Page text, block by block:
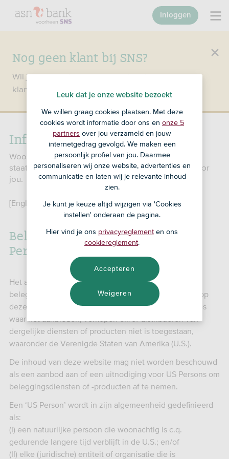
Nog geen klant bij SNS?
Wil je een product openen en ben je nog geen
klant bij SNS?
Ga dan naar ASN Bank
Inloggen
Informatie voor US Persons
Woon je in de VS of ben je een Amerikaans
staatsburger? Dan is deze informatie belangrijk voor
jou.
[English below]
Belangrijke informatie voor US
Persons
Het aanbieden, verkopen en/of distribueren van
beleggingsdiensten of -producten, zoals beschreven op
deze website, is niet gericht tot personen in jurisdicties
waar het aanbieden, verkopen en/of distribueren van
dergelijke diensten of producten niet is toegestaan,
waaronder de Verenigde Staten van Amerika (U.S.).
De inhoud van deze website mag niet worden beschouwd
als een aanbod aan of een uitnodiging voor US Persons om
beleggingsdiensten of -producten af te nemen.
Een ‘US Person’ wordt in zijn algemeenheid gedefinieerd
als:
(I) een natuurlijke persoon die woonachtig is c.q.
gedurende langere tijd verblijft in de U.S.; en/of
(II) elke (juridische) entiteit of organisatie die is
Leuk dat je onze website bezoekt
We willen graag cookies plaatsen. Met deze
cookies wordt informatie door ons en onze 5
partners over jou verzameld en jouw
internetgedrag gevolgd. We maken een
persoonlijk profiel van jou. Daarmee
personaliseren wij onze website, advertenties en
communicatie en laten wij je relevante inhoud
zien.
Je kunt je keuze altijd wijzigen via 'Cookies
instellen' onderaan de pagina.
Hier vind je ons privacyreglement en ons
cookiereglement.
Weigeren
Accepteren